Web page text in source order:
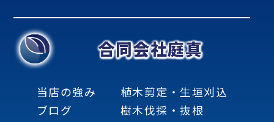
合同会社庭真
当店の強み
ブログ
植木剪定・生垣刈込
樹木伐採・抜根